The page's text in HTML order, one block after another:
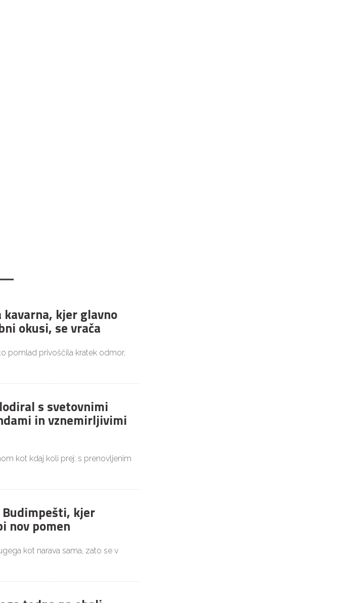
kjer glavno
okusi, se vrača
pomlad privoščila kratek odmor,
s svetovnimi
in vznemirljivimi
kot kdaj koli prej: s prenovljenim
kjer
nov pomen
kot narava sama, zato se v